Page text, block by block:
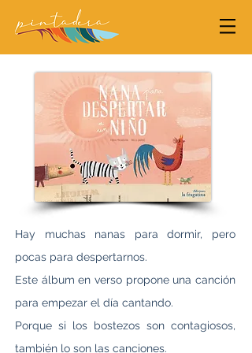
Hay muchas nanas para dormir, pero
pocas para despertarnos.
Este álbum en verso propone una canción
para empezar el día cantando.
Porque si los bostezos son contagiosos,
también lo son las canciones.